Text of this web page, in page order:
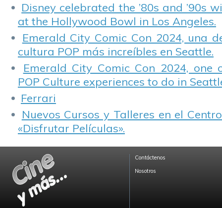
Disney celebrated the ’80s and ’90s
at the Hollywood Bowl in Los Angeles.
Emerald City Comic Con 2024, una
cultura POP más increíbles en Seattle.
Emerald City Comic Con 2024,
POP Culture experiences to do in
Ferrari
Nuevos Cursos y Talleres en el
«Disfrutar Películas».
Contáctenos
Nosotros